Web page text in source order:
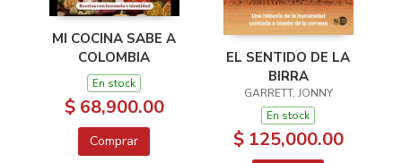
MI COCINA SABE A
COLOMBIA
En stock
$ 68,900.00
Comprar
EL SENTIDO DE LA
BIRRA
GARRETT, JONNY
En stock
$ 125,000.00